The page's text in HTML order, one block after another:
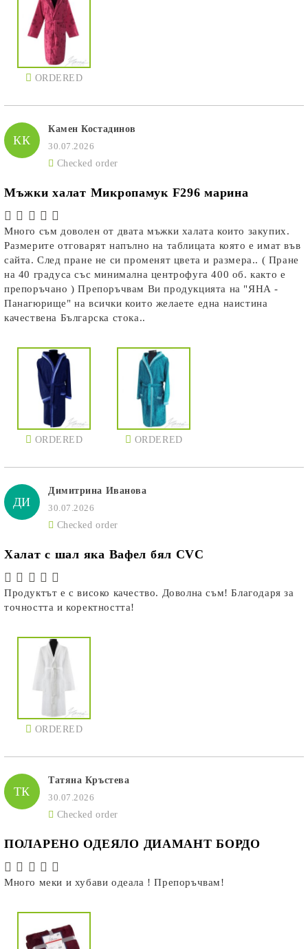
ORDERED
КК
Камен Костадинов
30.07.2026
Checked order
Мъжки халат Микропамук F296 марина
Много съм доволен от двата мъжки халата които закупих.
Размерите отговарят напълно на таблицата която е имат във
сайта. След пране не си променят цвета и размера.. ( Пране
на 40 градуса със минимална центрофуга 400 об. както е
препоръчано ) Препоръчвам Ви продукцията на "ЯНА -
Панагюрище" на всички които желаете една наистина
качествена Българска стока..
ORDERED ORDERED
ДИ
Димитрина Иванова
30.07.2026
Checked order
Халат с шал яка Вафел бял CVC
Продуктът е с високо качество. Доволна съм! Благодаря за
точността и коректността!
ORDERED
ТК
Татяна Кръстева
30.07.2026
Checked order
ПОЛАРЕНО ОДЕЯЛО ДИАМАНТ БОРДО
Много меки и хубави одеала ! Препоръчвам!